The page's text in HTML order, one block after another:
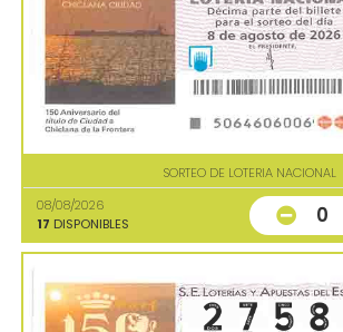
SORTEO DE LOTERIA NACIONAL
08/08/2026
17 DISPONIBLES 0